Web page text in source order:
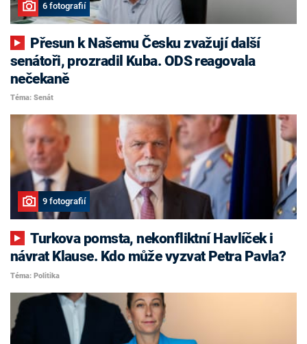
6 fotografií
senátoři, prozradil Kuba. ODS reagovala
nečekaně
Téma: Senát
9 fotografií
Turkova pomsta, nekonfliktní Havlíček i
návrat Klause. Kdo může vyzvat Petra Pavla?
Téma: Politika